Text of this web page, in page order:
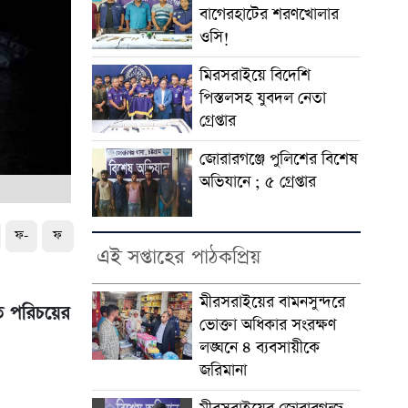
ফ- ফ
পরিচয়ের
বাগেরহাটের শরণখোলার
ওসি!
মিরসরাইয়ে বিদেশি
পিস্তলসহ যুবদল নেতা
গ্রেপ্তার
জোরারগঞ্জে পুলিশের বিশেষ
অভিযানে ; ৫ গ্রেপ্তার
এই সপ্তাহের পাঠকপ্রিয়
মীরসরাইয়ের বামনসুন্দরে
ভোক্তা অধিকার সংরক্ষণ
লঙ্ঘনে ৪ ব্যবসায়ীকে
জরিমানা